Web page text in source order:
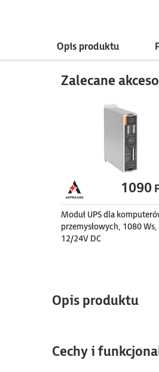
Opis produktu
Zalecane
Moduł UPS dla
przemysłowych, 1080 Ws,
12/24V DC
1090
Opis produktu
Cechy i